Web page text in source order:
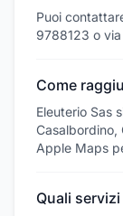
Puoi
9788123 o
Come
Eleuterio Sas
Casalbordino,
Apple Maps
Quali